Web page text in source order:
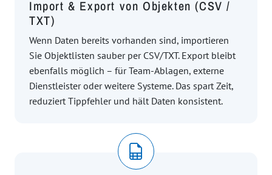
Import & Export von Objekten (CSV /
TXT)
Wenn Daten bereits vorhanden sind, importieren
Sie Objektlisten sauber per CSV/TXT. Export bleibt
ebenfalls möglich – für Team-Ablagen, externe
Dienstleister oder weitere Systeme. Das spart Zeit,
reduziert Tippfehler und hält Daten konsistent.